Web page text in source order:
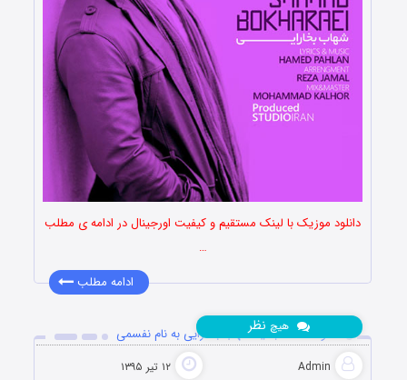
دانلود موزیک با لینک مستقیم و کیفیت اورجینال در ادامه ی مطلب
…
ادامه مطلب
دانلود آهنگ جدید شهاب بخارایی به نام نفسمی
Admin ۱۲ تیر ۱۳۹۵
هیچ نظر